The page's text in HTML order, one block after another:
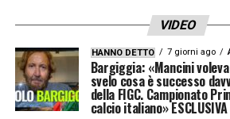
ricaduta non sono stato
pento della mia scelta perché
dimostrare qualcosa a me
bisogno di un cambiamento».
VIDEO
HANNO DETTO 7 giorni ago
Bargiggia: «Mancini
svelo cosa è successo
della FIGC. Campionato
calcio italiano» ESCLUSIVA